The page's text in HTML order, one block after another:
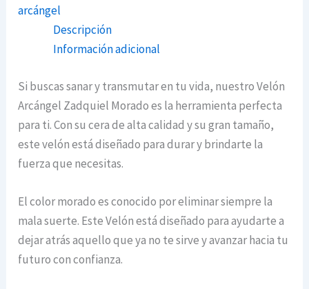
arcángel
Descripción
Información adicional
Si buscas sanar y transmutar en tu vida, nuestro Velón
Arcángel Zadquiel Morado es la herramienta perfecta
para ti. Con su cera de alta calidad y su gran tamaño,
este velón está diseñado para durar y brindarte la
fuerza que necesitas.
El color morado es conocido por eliminar siempre la
mala suerte. Este Velón está diseñado para ayudarte a
dejar atrás aquello que ya no te sirve y avanzar hacia tu
futuro con confianza.